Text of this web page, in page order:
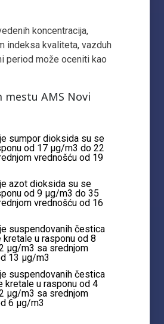
koncentracija,
indeksa kvaliteta, vazduh
period može oceniti kao
mestu AMS Novi
sumpor dioksida su se
od 17 µg/m3 do 22
vrednošću od 19
azot dioksida su se
od 9 µg/m3 do 35
vrednošću od 16
suspendovanih čestica
u rasponu od 8
µg/m3 sa srednjom
13 µg/m3
suspendovanih čestica
kretale u rasponu od 4
µg/m3 sa srednjom
6 µg/m3